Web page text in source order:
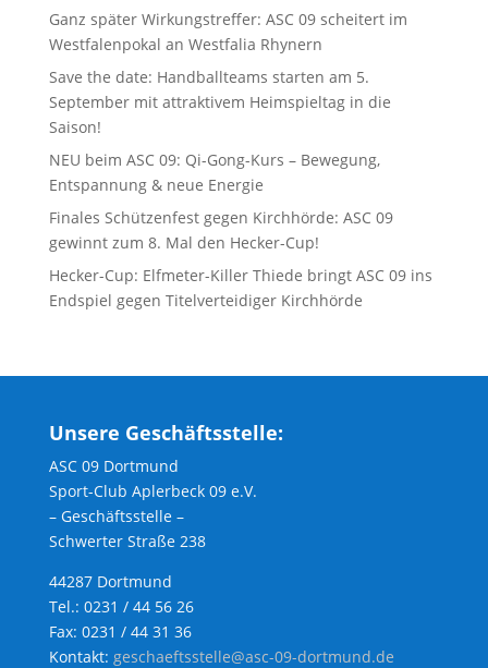
Ganz später Wirkungstreffer: ASC 09 scheitert im
Westfalenpokal an Westfalia Rhynern
Save the date: Handballteams starten am 5.
September mit attraktivem Heimspieltag in die
Saison!
NEU beim ASC 09: Qi-Gong-Kurs – Bewegung,
Entspannung & neue Energie
Finales Schützenfest gegen Kirchhörde: ASC 09
gewinnt zum 8. Mal den Hecker-Cup!
Hecker-Cup: Elfmeter-Killer Thiede bringt ASC 09 ins
Endspiel gegen Titelverteidiger Kirchhörde
Unsere Geschäftsstelle:
ASC 09 Dortmund
Sport-Club Aplerbeck 09 e.V.
– Geschäftsstelle –
Schwerter Straße 238
44287 Dortmund
Tel.: 0231 / 44 56 26
Fax: 0231 / 44 31 36
Kontakt: geschaeftsstelle@asc-09-dortmund.de